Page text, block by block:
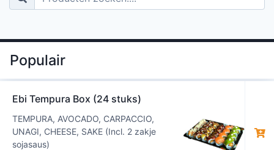
Populair
Ebi Tempura Box (24 stuks)
TEMPURA, AVOCADO, CARPACCIO,
UNAGI, CHEESE, SAKE (Incl. 2 zakje
sojasaus)